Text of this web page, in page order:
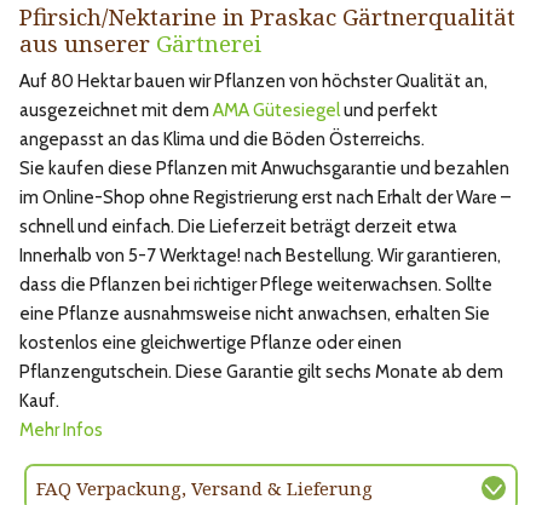
Pfirsich/Nektarine in Praskac Gärtnerqualität
aus unserer Gärtnerei
Auf 80 Hektar bauen wir Pflanzen von höchster Qualität an,
ausgezeichnet mit dem AMA Gütesiegelund perfekt
angepasst an das Klima und die Böden Österreichs.
Sie kaufen diese Pflanzen mit Anwuchsgarantie und bezahlen
im Online-Shop ohne Registrierung erst nach Erhalt der Ware –
schnell und einfach. Die Lieferzeit beträgt derzeit etwa
Innerhalb von 5-7 Werktage! nach Bestellung. Wir garantieren,
dass die Pflanzen bei richtiger Pflege weiterwachsen. Sollte
eine Pflanze ausnahmsweise nicht anwachsen, erhalten Sie
kostenlos eine gleichwertige Pflanze oder einen
Pflanzengutschein. Diese Garantie gilt sechs Monate ab dem
Kauf.
Mehr Infos
FAQ Verpackung, Versand & Lieferung